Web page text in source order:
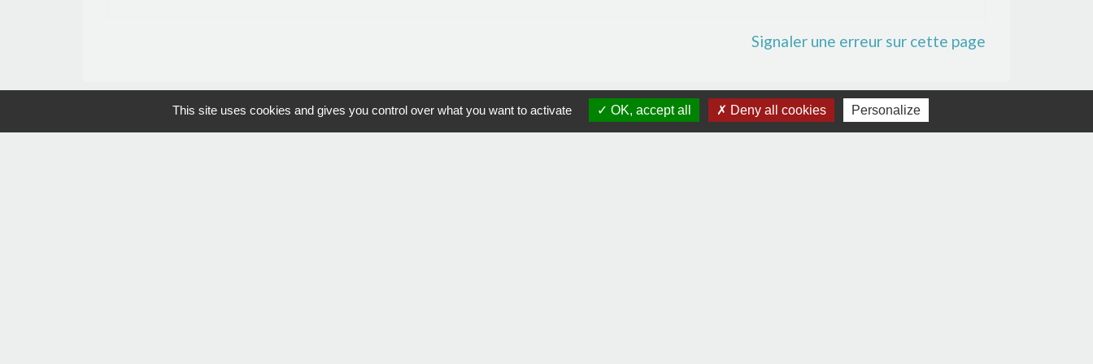
Signaler une erreur sur cette page
Contacts
This site uses cookies and gives you control over what you want to activate OK, accept all Deny all cookies Personalize